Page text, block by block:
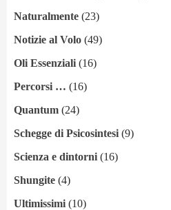
Naturalmente (23)
Notizie al Volo (49)
Oli Essenziali (16)
Percorsi … (16)
Quantum (24)
Schegge di Psicosintesi (9)
Scienza e dintorni (16)
Shungite (4)
Ultimissimi (10)